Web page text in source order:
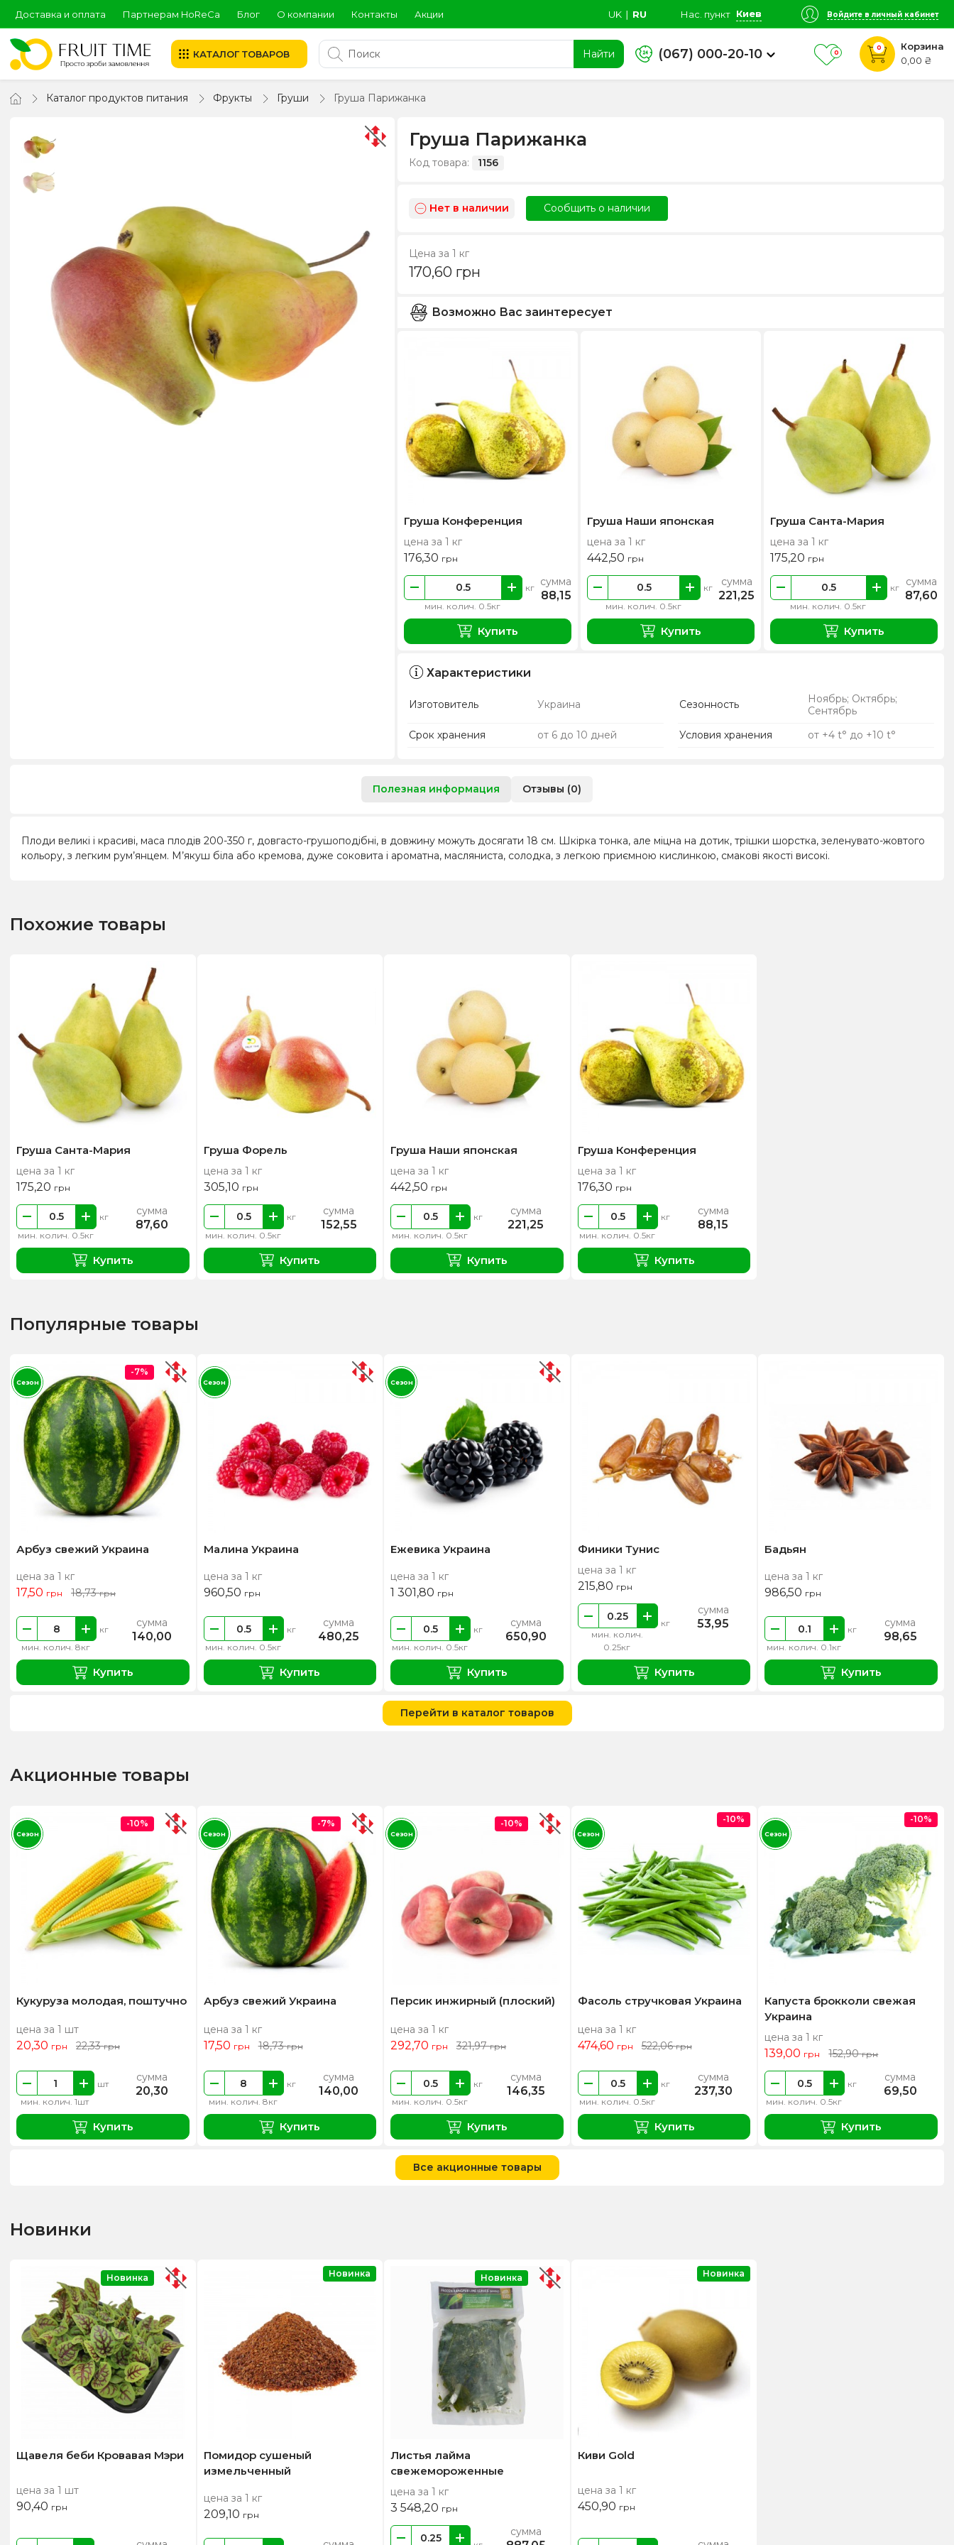
Доставка и оплата Партнерам HoReCa Блог О компании Контакты Акции UK ∣ RU Нас. пункт Киев Войдите в личный кабинет
КАТАЛОГ ТОВАРОВ Найти (067) 000-20-10 0
0
Корзина
0,00 ₴
Каталог продуктов питания Фрукты Груши Груша Парижанка
Груша Парижанка
Код товара: 1156
Нет в наличии Сообщить о наличии
Цена за 1 кг
170,60 грн
Возможно Вас заинтересует
Груша Конференция
цена за 1 кг
176,30 грн
мин. колич. 0.5кг
кг сумма
88,15
Купить
Груша Наши японская
цена за 1 кг
442,50 грн
мин. колич. 0.5кг
кг сумма
221,25
Купить
Груша Санта-Мария
цена за 1 кг
175,20 грн
мин. колич. 0.5кг
кг сумма
87,60
Купить
Характеристики
Изготовитель Украина Сезонность
Ноябрь; Октябрь;
Сентябрь
Срок хранения
от 6 до 10 дней Условия хранения от +4 t° до +10 t°
Полезная информация Отзывы (0)
Плоди великі і красиві, маса плодів 200-350 г, довгасто-грушоподібні, в довжину можуть досягати 18 см. Шкірка тонка, але міцна на дотик, трішки шорстка, зеленувато-жовтого
кольору, з легким рум’янцем. М’якуш біла або кремова, дуже соковита і ароматна, масляниста, солодка, з легкою приємною кислинкою, смакові якості високі.
Похожие товары
Груша Санта-Мария
цена за 1 кг
175,20 грн
мин. колич. 0.5кг
кг сумма
87,60
Купить
Груша Форель
цена за 1 кг
305,10 грн
мин. колич. 0.5кг
кг сумма
152,55
Купить
Груша Наши японская
цена за 1 кг
442,50 грн
мин. колич. 0.5кг
кг сумма
221,25
Купить
Груша Конференция
цена за 1 кг
176,30 грн
мин. колич. 0.5кг
кг сумма
88,15
Купить
Популярные товары
Арбуз свежий Украина
цена за 1 кг
17,50 грн 18,73грн
мин. колич. 8кг
кг сумма
140,00
Купить
-7%
Сезон
Малина Украина
цена за 1 кг
960,50 грн
мин. колич. 0.5кг
кг сумма
480,25
Купить
Сезон
Ежевика Украина
цена за 1 кг
1 301,80 грн
мин. колич. 0.5кг
кг сумма
650,90
Купить
Сезон
Финики Тунис
цена за 1 кг
215,80 грн
мин. колич.
0.25кг
кг
сумма
53,95
Купить
Бадьян
цена за 1 кг
986,50 грн
мин. колич. 0.1кг
кг сумма
98,65
Купить
Перейти в каталог товаров
Акционные товары
Кукуруза молодая, поштучно
цена за 1 шт
20,30 грн 22,33грн
мин. колич. 1шт
шт сумма
20,30
Купить
-10%
Сезон
Арбуз свежий Украина
цена за 1 кг
17,50 грн 18,73грн
мин. колич. 8кг
кг сумма
140,00
Купить
-7%
Сезон
Персик инжирный (плоский)
цена за 1 кг
292,70 грн 321,97грн
мин. колич. 0.5кг
кг сумма
146,35
Купить
-10%
Сезон
Фасоль стручковая Украина
цена за 1 кг
474,60 грн 522,06грн
мин. колич. 0.5кг
кг сумма
237,30
Купить
-10%
Сезон
Капуста брокколи свежая
Украина
цена за 1 кг
139,00 грн 152,90грн
мин. колич. 0.5кг
кг сумма
69,50
Купить
-10%
Сезон
Все акционные товары
Новинки
Щавеля беби Кровавая Мэри
цена за 1 шт
90,40 грн
Новинка
Помидор сушеный
измельченный
цена за 1 кг
209,10 грн
Новинка
Листья лайма
свежемороженные
цена за 1 кг
3 548,20 грн
сумма
Новинка
Киви Gold
цена за 1 кг
450,90 грн
Новинка